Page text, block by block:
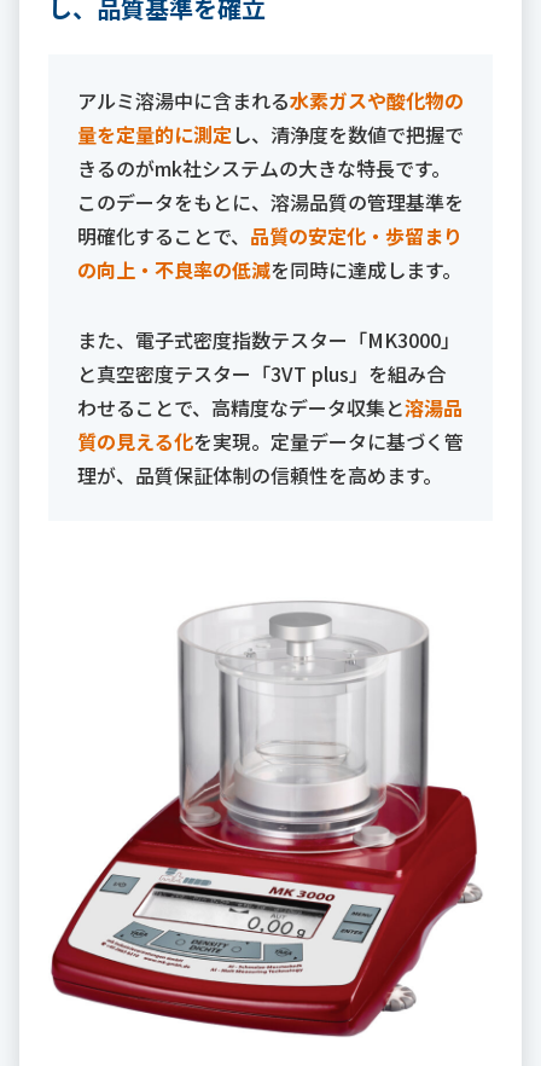
し、品質基準を確立
アルミ溶湯中に含まれる水素ガスや酸化物の
量を定量的に測定し、清浄度を数値で把握で
きるのがmk社システムの大きな特長です。
このデータをもとに、溶湯品質の管理基準を
明確化することで、 品質の安定化・歩留まり
の向上・不良率の低減を同時に達成します。
また、電子式密度指数テスター「MK3000」
と真空密度テスター「3VT plus」を組み合
わせることで、高精度なデータ収集と溶湯品
質の見える化を実現。定量データに基づく管
理が、品質保証体制の信頼性を高めます。